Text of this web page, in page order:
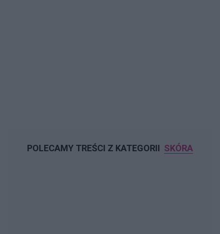
POLECAMY TREŚCI Z KATEGORII SKÓRA